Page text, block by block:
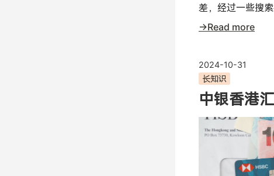
差，经过一些搜
→Read more
2024-10-31
长知识
中银香港